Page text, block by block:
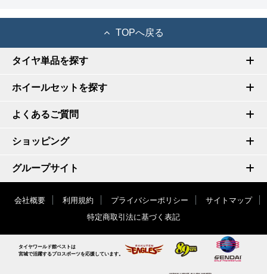
TOPへ戻る
タイヤ単品を探す
ホイールセットを探す
よくあるご質問
ショッピング
グループサイト
会社概要 利用規約 プライバシーポリシー
サイトマップ
特定商取引法に基づく表記
タイヤワールド館ベストは
宮城で活躍するプロスポーツを応援しています。